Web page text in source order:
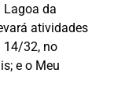
Lagoa da
atividades
14/32, no
e o Meu